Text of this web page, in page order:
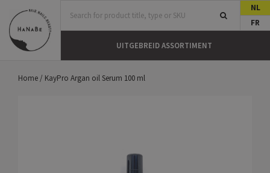
NL
FR
UITGEBREID ASSORTIMENT
Home / KayPro Argan oil Serum 100 ml